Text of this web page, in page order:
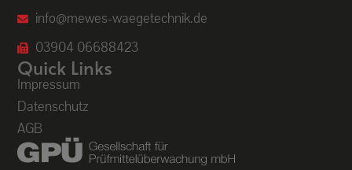
info@mewes-waegetechnik.de
03904 06688423
Quick Links
Impressum
Datenschutz
AGB